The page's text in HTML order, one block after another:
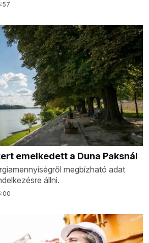
emelkedett a Duna Paksnál
megbízható adat
állni.